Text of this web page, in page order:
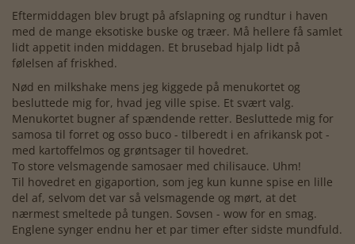
Eftermiddagen blev brugt på afslapning og rundtur i haven
med de mange eksotiske buske og træer. Må hellere få samlet
lidt appetit inden middagen. Et brusebad hjalp lidt på
følelsen af friskhed.
Nød en milkshake mens jeg kiggede på menukortet og
besluttede mig for, hvad jeg ville spise. Et svært valg.
Menukortet bugner af spændende retter. Besluttede mig for
samosa til forret og osso buco - tilberedt i en afrikansk pot -
med kartoffelmos og grøntsager til hovedret.
To store velsmagende samosaer med chilisauce. Uhm!
Til hovedret en gigaportion, som jeg kun kunne spise en lille
del af, selvom det var så velsmagende og mørt, at det
nærmest smeltede på tungen. Sovsen - wow for en smag.
Englene synger endnu her et par timer efter sidste mundfuld.